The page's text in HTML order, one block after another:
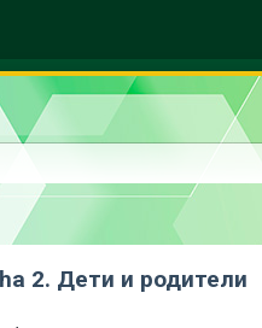
2. Дети и родители